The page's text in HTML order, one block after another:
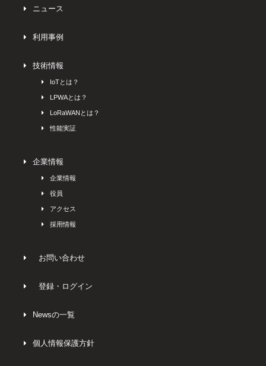
ニュース
利用事例
技術情報
IoTとは？
LPWAとは？
LoRaWANとは？
性能実証
企業情報
企業情報
役員
アクセス
採用情報
お問い合わせ
登録・ログイン
Newsの一覧
個人情報保護方針